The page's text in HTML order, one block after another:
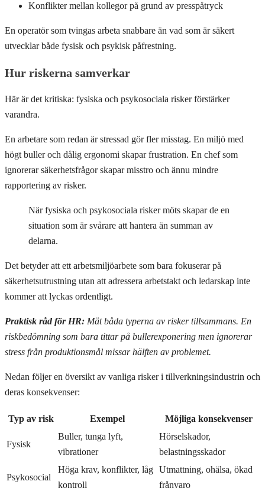
Konflikter mellan kollegor på grund av presspåtryck
En operatör som tvingas arbeta snabbare än vad som är säkert
utvecklar både fysisk och psykisk påfrestning.
Hur riskerna samverkar
Här är det kritiska: fysiska och psykosociala risker förstärker
varandra.
En arbetare som redan är stressad gör fler misstag. En miljö med
högt buller och dålig ergonomi skapar frustration. En chef som
ignorerar säkerhetsfrågor skapar misstro och ännu mindre
rapportering av risker.
När fysiska och psykosociala risker möts skapar de en
situation som är svårare att hantera än summan av
delarna.
Det betyder att ett arbetsmiljöarbete som bara fokuserar på
säkerhetsutrustning utan att adressera arbetstakt och ledarskap inte
kommer att lyckas ordentligt.
Praktisk råd för HR: Mät båda typerna av risker tillsammans. En
riskbedömning som bara tittar på bullerexponering men ignorerar
stress från produktionsmål missar hälften av problemet.
Nedan följer en översikt av vanliga risker i tillverkningsindustrin och
deras konsekvenser:
Typ av risk Exempel Möjliga konsekvenser
Fysisk
Buller, tunga lyft,
vibrationer
Hörselskador,
belastningsskador
Psykosocial
Höga krav, konflikter, låg
kontroll
Utmattning, ohälsa, ökad
frånvaro